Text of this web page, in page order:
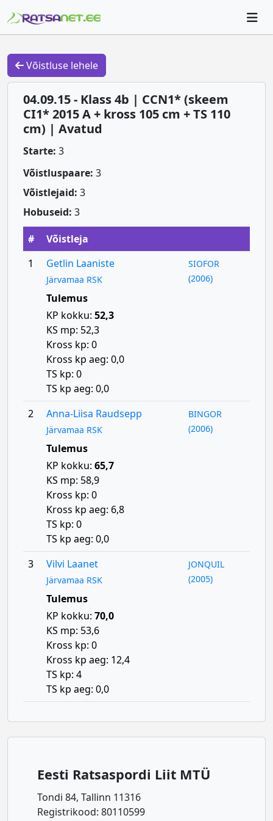
Võistluse lehele
04.09.15 - Klass 4b | CCN1* (skeem
CI1* 2015 A + kross 105 cm + TS 110
cm) | Avatud
Starte: 3
Võistluspaare: 3
Võistlejaid: 3
Hobuseid: 3
#
Võistleja
1
Getlin Laaniste
Järvamaa RSK
SIOFOR
(2006)
Tulemus
KP kokku: 52,3
KS mp: 52,3
Kross kp: 0
Kross kp aeg: 0,0
TS kp: 0
TS kp aeg: 0,0
2
Anna-Liisa Raudsepp
Järvamaa RSK
BINGOR
(2006)
Tulemus
KP kokku: 65,7
KS mp: 58,9
Kross kp: 0
Kross kp aeg: 6,8
TS kp: 0
TS kp aeg: 0,0
3
Vilvi Laanet
Järvamaa RSK
JONQUIL
(2005)
Tulemus
KP kokku: 70,0
KS mp: 53,6
Kross kp: 0
Kross kp aeg: 12,4
TS kp: 4
TS kp aeg: 0,0
Eesti Ratsaspordi Liit MTÜ
Tondi 84, Tallinn 11316
Registrikood: 80110599